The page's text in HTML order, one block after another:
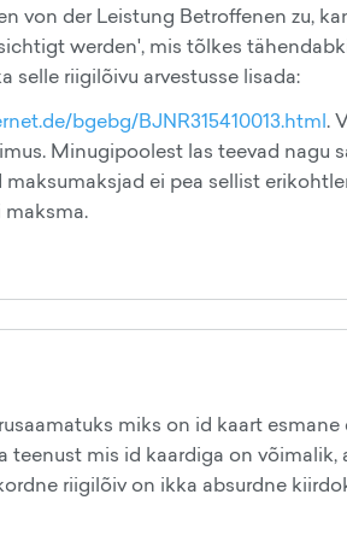
von der Leistung Betroffenen zu,
werden', mis tõlkes
selle riigilõivu arvestusse lisada:
bgebg/BJNR315410013.html.
Minugipoolest las teevad nagu
maksumaksjad ei pea sellist
maksma.
miks on id kaart
teenust mis id kaardiga on
riigilõiv on ikka absurdne